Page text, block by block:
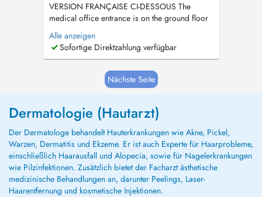
VERSION FRANÇAISE CI-DESSOUS The
medical office entrance is on the ground floor
directly from the street. No need to enter the
residency buildings or to ring any bells. It is
located between the entrance of buildings No 5
case of no suitable av...
Alle anzeigen
Sofortige Direktzahlung verfügbar
Nächste Seite
Dermatologie (Hautarzt)
Der Dermatologe behandelt Hauterkrankungen wie Akne, Pickel,
Warzen, Dermatitis und Ekzeme. Er ist auch Experte für Haarprobleme,
einschließlich Haarausfall und Alopecia, sowie für Nagelerkrankungen
wie Pilzinfektionen. Zusätzlich bietet der Facharzt ästhetische
medizinische Behandlungen an, darunter Peelings, Laser-
Haarentfernung und kosmetische Injektionen.